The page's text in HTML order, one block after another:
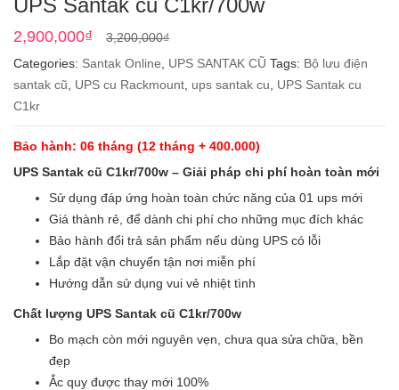
UPS Santak cũ C1kr/700w
3,200,000₫Original
price
was:
2,900,000₫
Current
price
is:
Categories: Santak Online UPS SANTAK CŨ Tags: Bộ lưu điện
santak cũ
UPS cu Rackmount ups santak cu
UPS Santak cu
C1kr
Bảo hành: 06 tháng (12 tháng + 400.000)
UPS Santak cũ C1kr/700w – Giải pháp chi phí hoàn toàn mới
Sử dụng đáp ứng hoàn toàn chức năng của 01 ups mới
Giá thành rẻ, để dành chi phí cho những mục đích khác
Bảo hành đổi trả sản phẩm nếu dùng UPS có lỗi
Lắp đặt vận chuyển tận nơi miễn phí
Hướng dẫn sử dụng vui vẻ nhiệt tình
Chất lượng UPS Santak cũ C1kr/700w
Bo mạch còn mới nguyên vẹn, chưa qua sửa chữa, bền
đẹp
Ắc quy được thay mới 100%